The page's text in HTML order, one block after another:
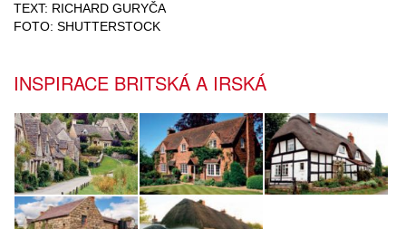
TEXT: RICHARD GURYČA
FOTO: SHUTTERSTOCK
INSPIRACE BRITSKÁ A IRSKÁ